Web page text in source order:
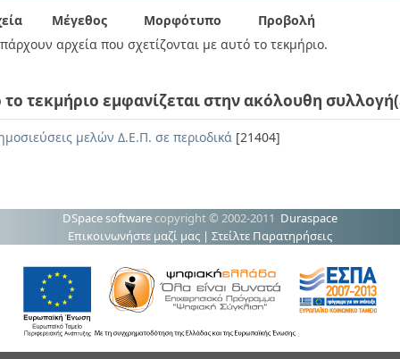
Μέγεθος Μορφότυπο
Προβολή
αρχεία που σχετίζονται με αυτό το τεκμήριο.
το τεκμήριο εμφανίζεται στην ακόλουθη
μελών Δ.Ε.Π. σε περιοδικά [21404]
DSpace software copyright © 2002-2011 Duraspace
Επικοινωνήστε μαζί μας | Στείλτε Παρατηρήσεις